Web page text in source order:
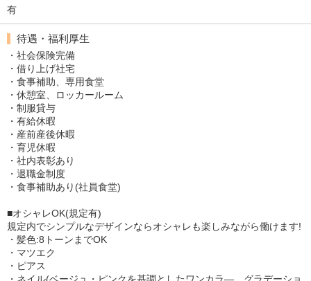
有
待遇・福利厚生
・社会保険完備
・借り上げ社宅
・食事補助、専用食堂
・休憩室、ロッカールーム
・制服貸与
・有給休暇
・産前産後休暇
・育児休暇
・社内表彰あり
・退職金制度
・食事補助あり(社員食堂)
■オシャレOK(規定有)
規定内でシンプルなデザインならオシャレも楽しみながら働けます!
・髪色:8トーンまでOK
・マツエク
・ピアス